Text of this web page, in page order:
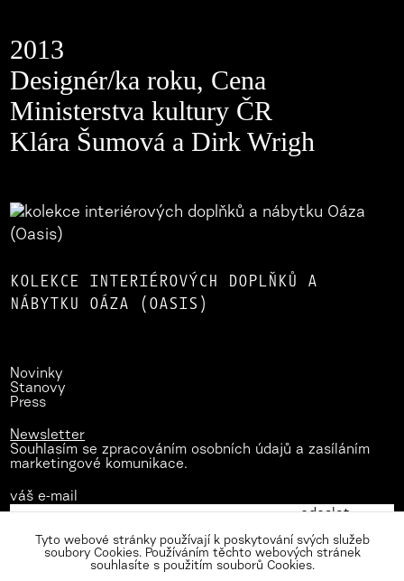
2013
Designér/ka roku, Cena
Ministerstva kultury ČR
Klára Šumová a Dirk Wrigh
KOLEKCE INTERIÉROVÝCH DOPLŇKŮ A
NÁBYTKU OÁZA (OASIS)
Novinky
Stanovy
Press
Newsletter
Souhlasím se zpracováním osobních údajů a zasíláním
marketingové komunikace.
váš e-mail
Tyto webové stránky používají k poskytování svých služeb
soubory Cookies. Používáním těchto webových stránek
souhlasíte s použitím souborů Cookies.